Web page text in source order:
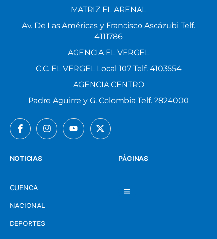
PÁGINAS
NOTICIAS
CUENCA
NACIONAL
DEPORTES
MATRIZ EL ARENAL
Av. De Las Américas y Francisco Ascázubi Telf.
4111786
AGENCIA EL VERGEL
C.C. EL VERGEL Local 107 Telf. 4103554
AGENCIA CENTRO
Padre Aguirre y G. Colombia Telf. 2824000